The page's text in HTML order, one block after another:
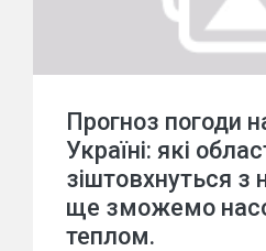
Прогноз погоди
Україні: які
зіштовхнуться з
ще зможемо
теплом.